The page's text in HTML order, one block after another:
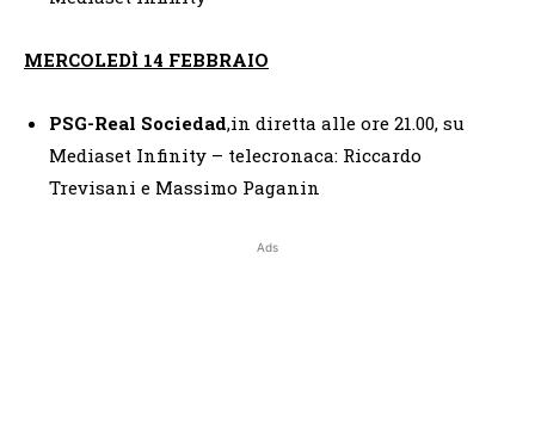
MERCOLEDÌ 14 FEBBRAIO
PSG-Real Sociedad,in diretta alle ore 21.00, su
Mediaset Infinity – telecronaca: Riccardo
Trevisani e Massimo Paganin
Ads